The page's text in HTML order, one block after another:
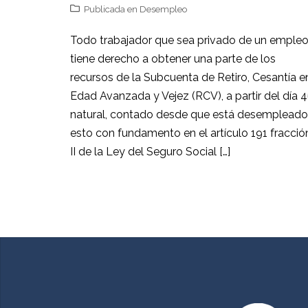
Publicada en Desempleo
Todo trabajador que sea privado de un empleo
tiene derecho a obtener una parte de los
recursos de la Subcuenta de Retiro, Cesantía
Edad Avanzada y Vejez (RCV), a partir del día
natural, contado desde que está desempleado
esto con fundamento en el artículo 191
II de la Ley del Seguro Social […]